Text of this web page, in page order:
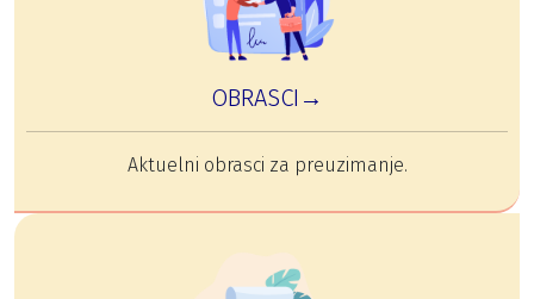
OBRASCI→
Aktuelni obrasci za preuzimanje.